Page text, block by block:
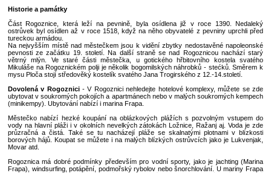
Městečko je turisty vyhledávané kvůli členitému pobřeží s
restaurací, zmrzlinových stánků, kaváren, kulturní centrum a malý
Během sezóny zde probíhají večerní kulturní představení pod širým
části Rogoznice je informační centrum s internetovým připojením,
pizzerie a obchody.
V těsné blízkosti mariny Frapa je k vidění zajímavý přírodní jev, jezero
je spojeno s mořem, a tudíž je slané. V jezerní vodě panují zvláštní
spodní vrstvě není kyslík, jen sirovodík, takže tato část jezera je
horních vrstvách je kyslíku dostatek, proto jsou zde podmínky
Žijí tu například ústřice, raci, langusty a humři, a to v hojných
díky jeho zvláštnosti zabývají mnozí odborníci a hydrologové.
Historie a památky
Část Rogoznice, která leží na pevnině, byla osídlena již v roce
ostrůvek byl osídlen až v roce 1518, když na něho obyvatelé z
tureckou armádou.